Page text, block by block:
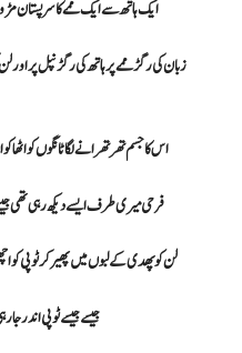
ایک ہاتھ سے ایک ممے کا
زبان کی رگڑ ممے پر ہاتھ کی رگڑ نپل پر
اس کا جسم تھر تھرانے لگا ٹانگوں کو
فرحی میری طرف ایسے دیکھ رہی تھی
لن کو پھدی کے لبوں میں پھیر کر ٹوپی کو
جیسے جیسے ٹوپی